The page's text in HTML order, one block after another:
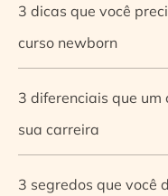
3 dicas que você
curso newborn
3 diferenciais que
sua carreira
3 segredos que você